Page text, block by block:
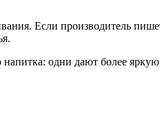
Если производитель
напитка: одни дают более